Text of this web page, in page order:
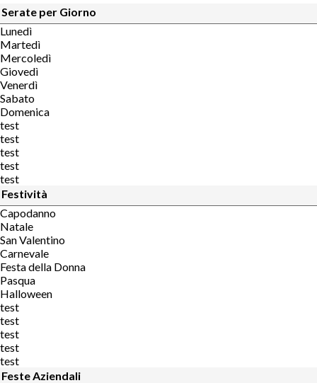
Serate per Giorno
Lunedì
Martedì
Mercoledì
Giovedì
Venerdì
Sabato
Domenica
test
test
test
test
test
Festività
Capodanno
Natale
San Valentino
Carnevale
Festa della Donna
Pasqua
Halloween
test
test
test
test
test
Feste Aziendali